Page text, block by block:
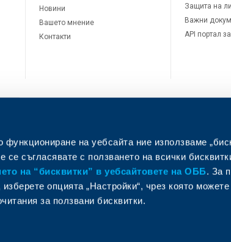
функциониране на уебсайта ние използваме
се съгласявате с ползването на всички
на “бисквитки” в уебсайтовете на ОББ. За
опцията „Настройки“, чрез която
за ползвани бисквитки.
Новини
Вашето мнение
Контакти
Защита на
Важни
API портал